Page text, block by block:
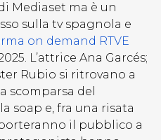
Mediaset ma è un
sulla tv spagnola e
on demand RTVE
L’attrice Ana Garcés;
Rubio si ritrovano a
scomparsa del
soap e, fra una risata
il pubblico a